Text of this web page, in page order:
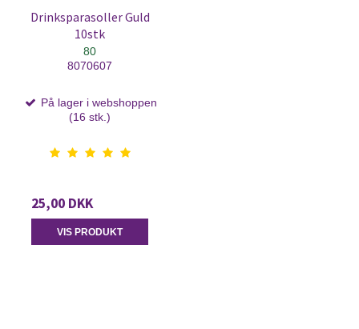
Drinksparasoller Guld
10stk
80
8070607
På lager i webshoppen
(16 stk.)
25,00 DKK
VIS PRODUKT